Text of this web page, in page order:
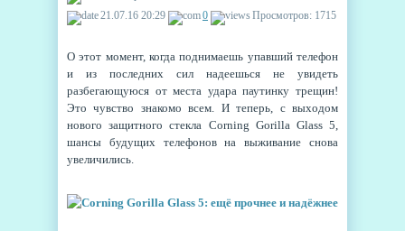
21.07.16 20:29
0 Просмотров: 1715
О этот момент, когда поднимаешь упавший телефон
и из последних сил надеешься не увидеть
разбегающуюся от места удара паутинку трещин!
Это чувство знакомо всем. И теперь, с выходом
нового защитного стекла Corning Gorilla Glass 5,
шансы будущих телефонов на выживание снова
увеличились.